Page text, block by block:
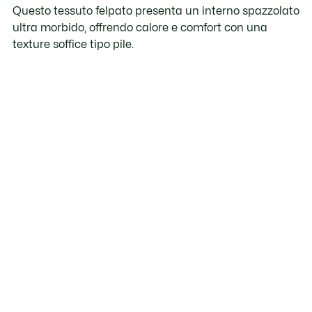
Questo tessuto felpato presenta un interno spazzolato
ultra morbido, offrendo calore e comfort con una
texture soffice tipo pile.